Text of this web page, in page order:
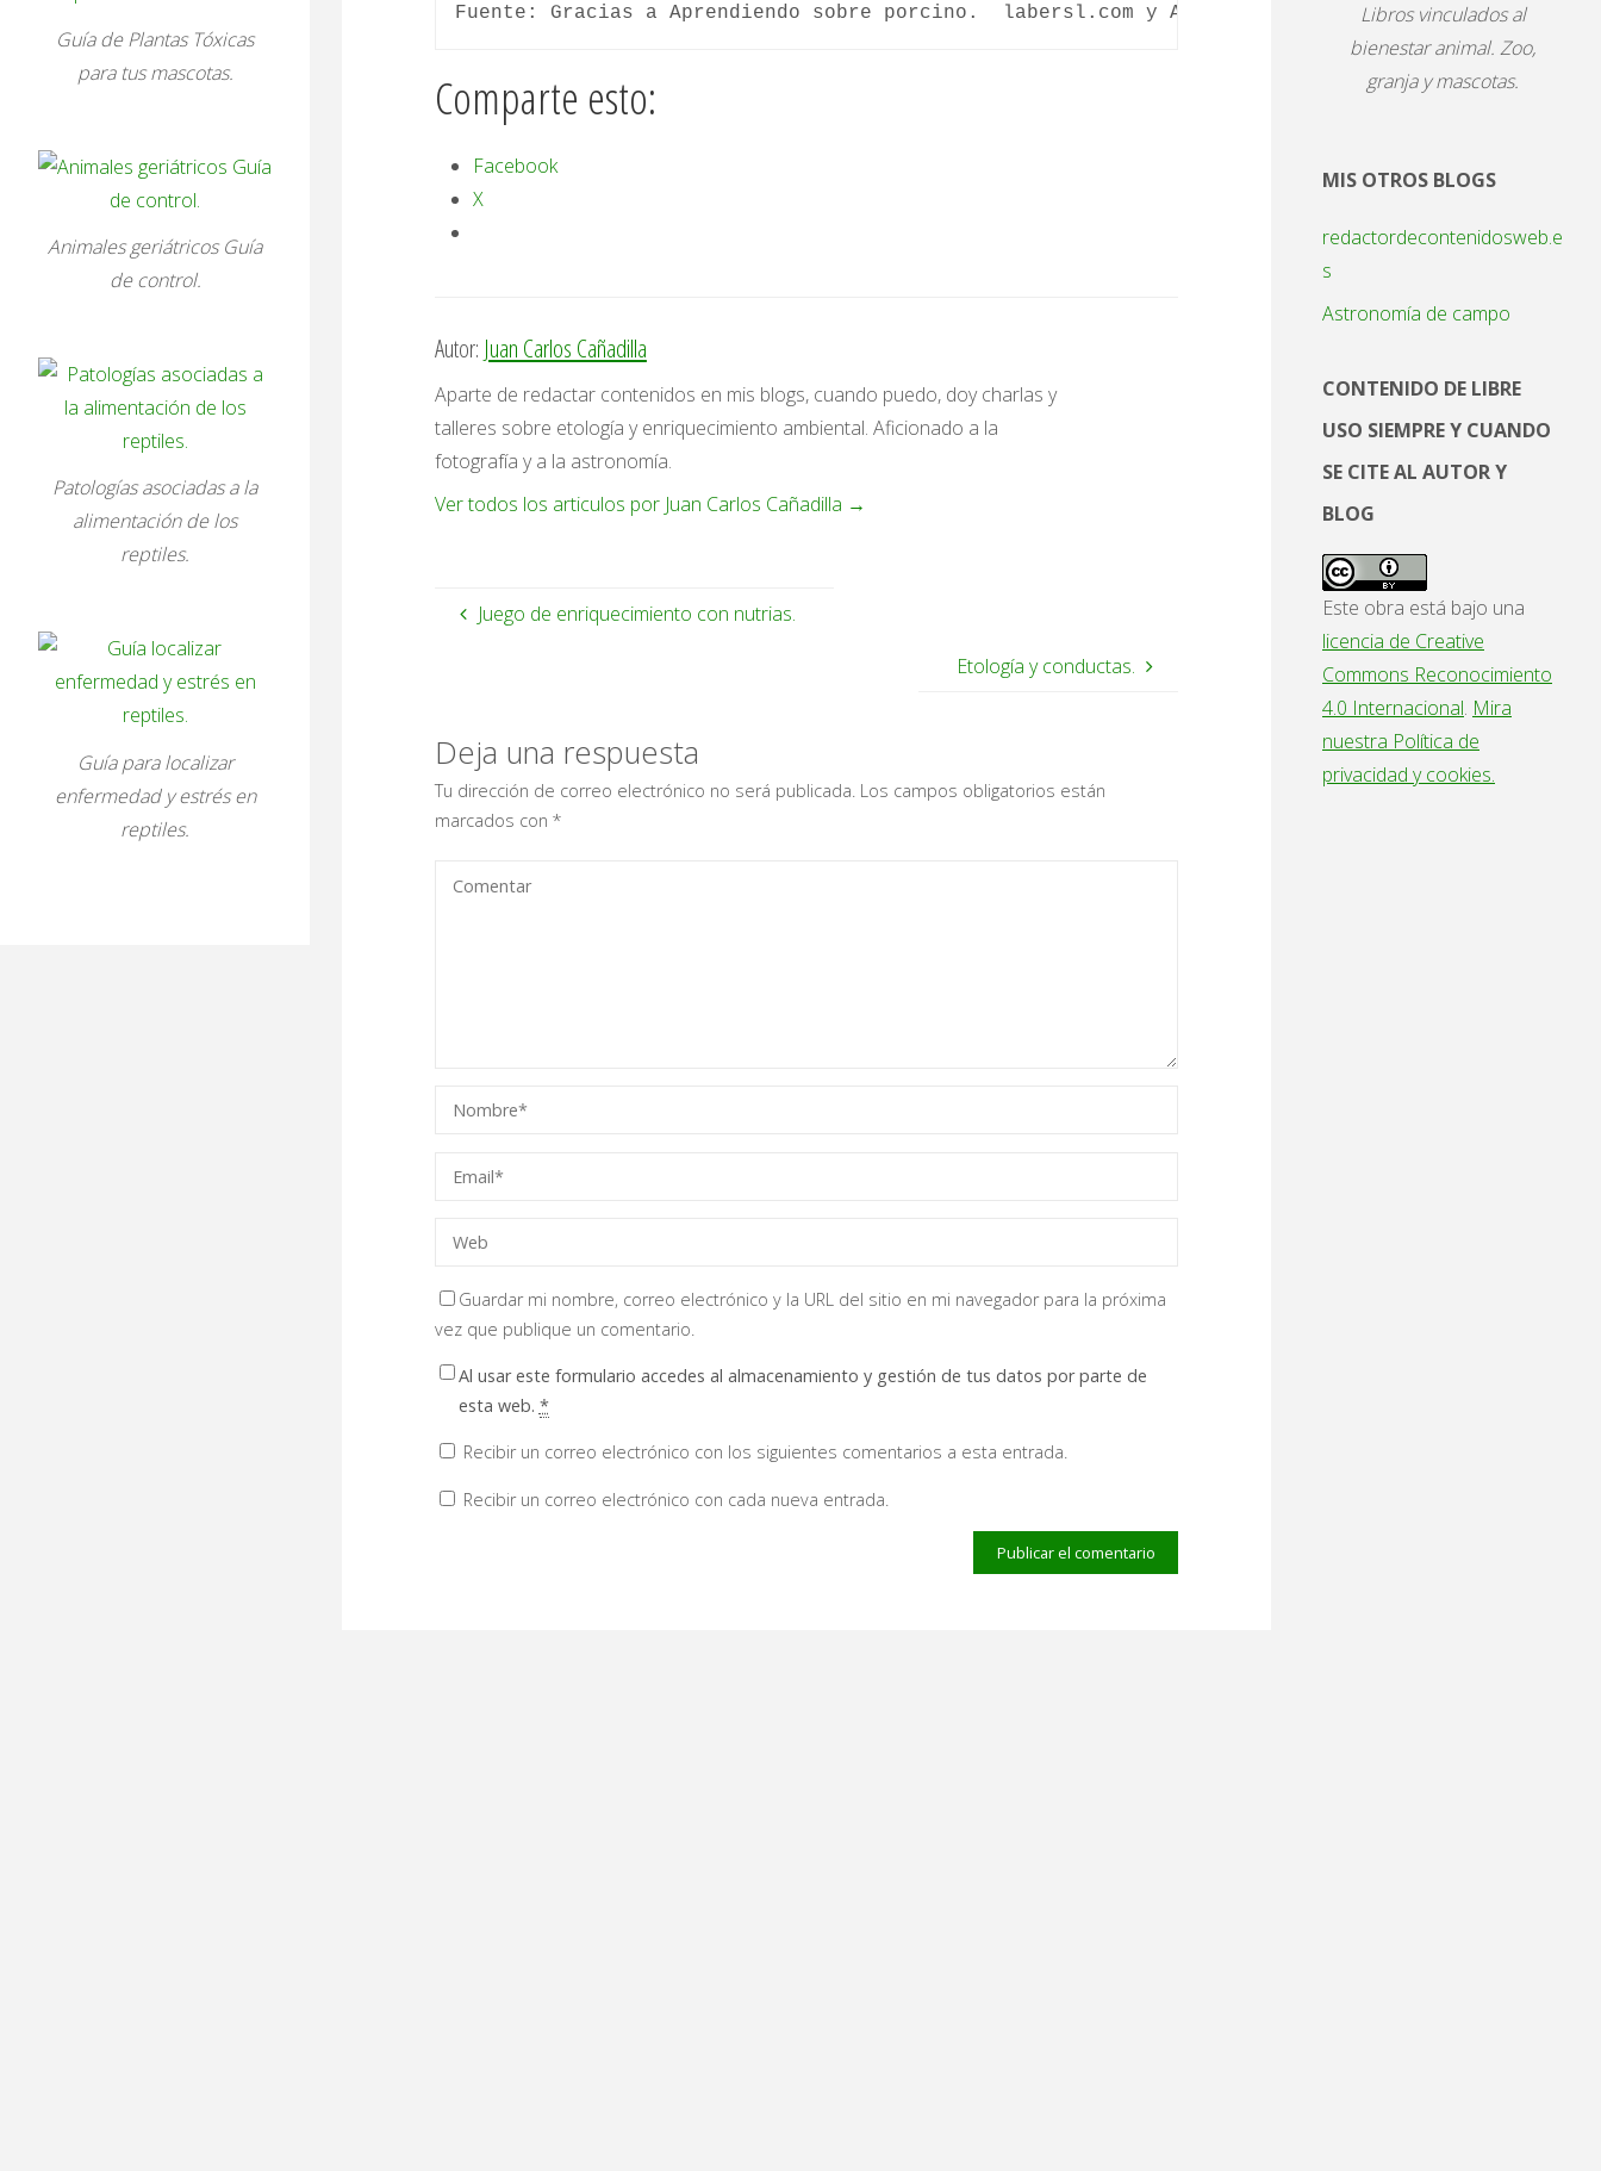
Fuente: Gracias a Aprendiendo sobre porcino.  labersl.com y ANPROGAPOR.
Comparte esto:
Facebook
X
Autor: Juan Carlos Cañadilla
Aparte de redactar contenidos en mis blogs, cuando puedo, doy charlas y
talleres sobre etología y enriquecimiento ambiental. Aficionado a la
fotografía y a la astronomía.
Ver todos los articulos por Juan Carlos Cañadilla →
Juego de enriquecimiento con nutrias.
Etología y conductas.
Deja una respuesta
Tu dirección de correo electrónico no será publicada. Los campos obligatorios están
marcados con *
Guardar mi nombre, correo electrónico y la URL del sitio en mi navegador para la próxima
vez que publique un comentario.
Al usar este formulario accedes al almacenamiento y gestión de tus datos por parte de
esta web. *
Recibir un correo electrónico con los siguientes comentarios a esta entrada.
Recibir un correo electrónico con cada nueva entrada.
Guía de Plantas Tóxicas
para tus mascotas.
Animales geriátricos Guía
de control.
Patologías asociadas a la
alimentación de los
reptiles.
Guía para localizar
enfermedad y estrés en
reptiles.
Libros vinculados al
bienestar animal. Zoo,
granja y mascotas.
MIS OTROS BLOGS
redactordecontenidosweb.e
s
Astronomía de campo
CONTENIDO DE LIBRE
USO SIEMPRE Y CUANDO
SE CITE AL AUTOR Y
BLOG
Este obra está bajo una
licencia de Creative
Commons Reconocimiento
4.0 Internacional. Mira
nuestra Política de
privacidad y cookies.